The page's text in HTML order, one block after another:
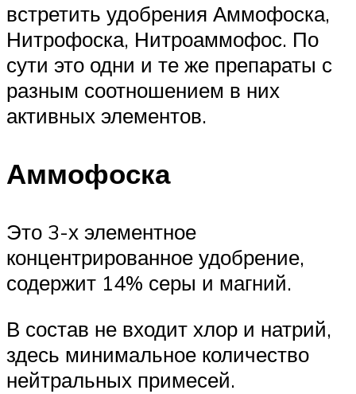
встретить удобрения Аммофоска,
Нитрофоска, Нитроаммофос. По
сути это одни и те же препараты с
разным соотношением в них
активных элементов.
Аммофоска
Это 3-х элементное
концентрированное удобрение,
содержит 14% серы и магний.
В состав не входит хлор и натрий,
здесь минимальное количество
нейтральных примесей.